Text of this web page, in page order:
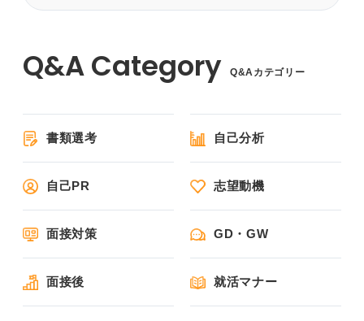
Q&Aカテゴリー
書類選考 自己分析
自己PR 志望動機
面接対策 GD・GW
面接後 就活マナー